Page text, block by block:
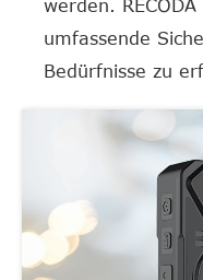
werden.
umfassende
Bedürfnisse zu